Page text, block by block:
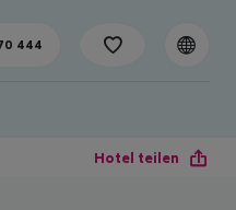
444
Hotel teilen